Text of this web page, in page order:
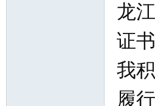
龙
证书
我
履